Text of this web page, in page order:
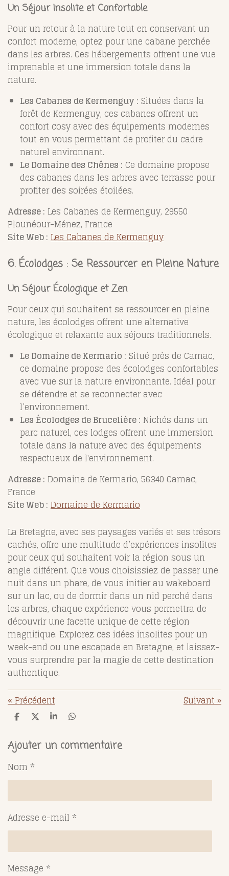
Un Séjour Insolite et Confortable
Pour un retour à la nature tout en conservant un
confort moderne, optez pour une cabane perchée
dans les arbres. Ces hébergements offrent une vue
imprenable et une immersion totale dans la
nature.
Les Cabanes de Kermenguy : Situées dans la
forêt de Kermenguy, ces cabanes offrent un
confort cosy avec des équipements modernes
tout en vous permettant de profiter du cadre
naturel environnant.
Le Domaine des Chênes : Ce domaine propose
des cabanes dans les arbres avec terrasse pour
profiter des soirées étoilées.
Adresse : Les Cabanes de Kermenguy, 29550
Plounéour-Ménez, France
Site Web : Les Cabanes de Kermenguy
6. Écolodges : Se Ressourcer en Pleine Nature
Un Séjour Écologique et Zen
Pour ceux qui souhaitent se ressourcer en pleine
nature, les écolodges offrent une alternative
écologique et relaxante aux séjours traditionnels.
Le Domaine de Kermario : Situé près de Carnac,
ce domaine propose des écolodges confortables
avec vue sur la nature environnante. Idéal pour
se détendre et se reconnecter avec
l’environnement.
Les Écolodges de Brucelière : Nichés dans un
parc naturel, ces lodges offrent une immersion
totale dans la nature avec des équipements
respectueux de l'environnement.
Adresse : Domaine de Kermario, 56340 Carnac,
France
Site Web : Domaine de Kermario
La Bretagne, avec ses paysages variés et ses trésors
cachés, offre une multitude d’expériences insolites
pour ceux qui souhaitent voir la région sous un
angle différent. Que vous choisissiez de passer une
nuit dans un phare, de vous initier au wakeboard
sur un lac, ou de dormir dans un nid perché dans
les arbres, chaque expérience vous permettra de
découvrir une facette unique de cette région
magnifique. Explorez ces idées insolites pour un
week-end ou une escapade en Bretagne, et laissez-
vous surprendre par la magie de cette destination
authentique.
«Précédent Suivant»
P
t
a
e
r
P
t
a
r
P
t
a
r
P
t
a
r
Ajouter un commentaire
Nom *
Adresse e-mail *
Message *